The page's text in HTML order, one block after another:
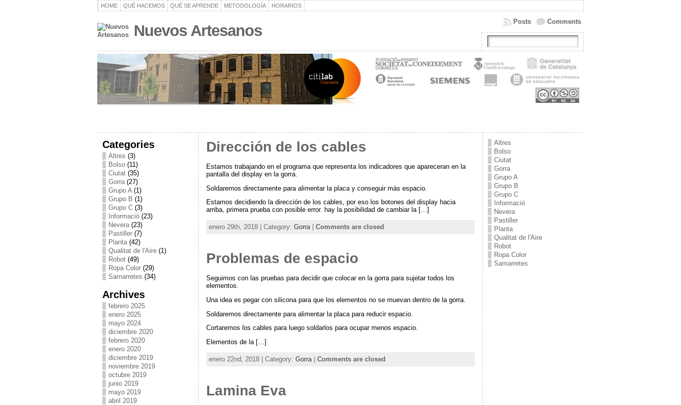
HOME QUÉ HACEMOS QUÉ SE APRENDE METODOLOGÍA HORARIOS
Nuevos Artesanos
Comments
Posts
Categories
Altres (3)
Bolso(11)
Ciutat(35)
Gorra(27)
Grupo A(1)
Grupo B (1)
Grupo C(3)
Informació(23)
Nevera(23)
Pastiller(7)
Planta(42)
Qualitat de l'Aire(1)
Robot(49)
Ropa Color(29)
Samarretes (34)
Archives
febrero 2025
enero 2025
mayo 2024
diciembre 2020
febrero 2020
enero 2020
diciembre 2019
noviembre 2019
octubre 2019
junio 2019
mayo 2019
abril 2019
Dirección de los cables
Estamos trabajando en el programa que representa los indicadores que apareceran en la
pantalla del display en la gorra.
Soldaremos directamente para alimentar la placa y conseguir más espacio.
Estamos decidiendo la dirección de los cables, por eso los botones del display hacia
arriba, primera prueba con posible error. hay la posibilidad de cambiar la […]
enero 29th, 2018 | Category: Gorra| Comments are closed
Problemas de espacio
Seguimos con las pruebas para decidir que colocar en la gorra para sujetar todos los
elementos.
Una idea es pegar con silicona para que los elementos no se muevan dentro de la gorra.
Soldaremos directamente para alimentar la placa para reducir espacio.
Cortaremos los cables para luego soldarlos para ocupar menos espacio.
Elementos de la […]
enero 22nd, 2018 | Category: Gorra| Comments are closed
Lamina Eva
Altres
Bolso
Ciutat
Gorra
Grupo A
Grupo B
Grupo C
Informació
Nevera
Pastiller
Planta
Qualitat de l'Aire
Robot
Ropa Color
Samarretes